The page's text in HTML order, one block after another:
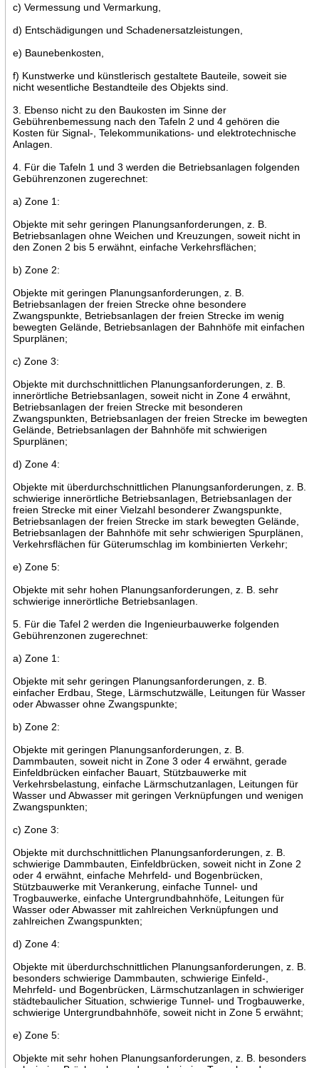
c) Vermessung und Vermarkung,
d) Entschädigungen und Schadenersatzleistungen,
e) Baunebenkosten,
f) Kunstwerke und künstlerisch gestaltete Bauteile, soweit sie
nicht wesentliche Bestandteile des Objekts sind.
3. Ebenso nicht zu den Baukosten im Sinne der
Gebührenbemessung nach den Tafeln 2 und 4 gehören die
Kosten für Signal-, Telekommunikations- und elektrotechnische
Anlagen.
4. Für die Tafeln 1 und 3 werden die Betriebsanlagen folgenden
Gebührenzonen zugerechnet:
a) Zone 1:
Objekte mit sehr geringen Planungsanforderungen, z. B.
Betriebsanlagen ohne Weichen und Kreuzungen, soweit nicht in
den Zonen 2 bis 5 erwähnt, einfache Verkehrsflächen;
b) Zone 2:
Objekte mit geringen Planungsanforderungen, z. B.
Betriebsanlagen der freien Strecke ohne besondere
Zwangspunkte, Betriebsanlagen der freien Strecke im wenig
bewegten Gelände, Betriebsanlagen der Bahnhöfe mit einfachen
Spurplänen;
c) Zone 3:
Objekte mit durchschnittlichen Planungsanforderungen, z. B.
innerörtliche Betriebsanlagen, soweit nicht in Zone 4 erwähnt,
Betriebsanlagen der freien Strecke mit besonderen
Zwangspunkten, Betriebsanlagen der freien Strecke im bewegten
Gelände, Betriebsanlagen der Bahnhöfe mit schwierigen
Spurplänen;
d) Zone 4:
Objekte mit überdurchschnittlichen Planungsanforderungen, z. B.
schwierige innerörtliche Betriebsanlagen, Betriebsanlagen der
freien Strecke mit einer Vielzahl besonderer Zwangspunkte,
Betriebsanlagen der freien Strecke im stark bewegten Gelände,
Betriebsanlagen der Bahnhöfe mit sehr schwierigen Spurplänen,
Verkehrsflächen für Güterumschlag im kombinierten Verkehr;
e) Zone 5:
Objekte mit sehr hohen Planungsanforderungen, z. B. sehr
schwierige innerörtliche Betriebsanlagen.
5. Für die Tafel 2 werden die Ingenieurbauwerke folgenden
Gebührenzonen zugerechnet:
a) Zone 1:
Objekte mit sehr geringen Planungsanforderungen, z. B.
einfacher Erdbau, Stege, Lärmschutzwälle, Leitungen für Wasser
oder Abwasser ohne Zwangspunkte;
b) Zone 2:
Objekte mit geringen Planungsanforderungen, z. B.
Dammbauten, soweit nicht in Zone 3 oder 4 erwähnt, gerade
Einfeldbrücken einfacher Bauart, Stützbauwerke mit
Verkehrsbelastung, einfache Lärmschutzanlagen, Leitungen für
Wasser und Abwasser mit geringen Verknüpfungen und wenigen
Zwangspunkten;
c) Zone 3:
Objekte mit durchschnittlichen Planungsanforderungen, z. B.
schwierige Dammbauten, Einfeldbrücken, soweit nicht in Zone 2
oder 4 erwähnt, einfache Mehrfeld- und Bogenbrücken,
Stützbauwerke mit Verankerung, einfache Tunnel- und
Trogbauwerke, einfache Untergrundbahnhöfe, Leitungen für
Wasser oder Abwasser mit zahlreichen Verknüpfungen und
zahlreichen Zwangspunkten;
d) Zone 4:
Objekte mit überdurchschnittlichen Planungsanforderungen, z. B.
besonders schwierige Dammbauten, schwierige Einfeld-,
Mehrfeld- und Bogenbrücken, Lärmschutzanlagen in schwieriger
städtebaulicher Situation, schwierige Tunnel- und Trogbauwerke,
schwierige Untergrundbahnhöfe, soweit nicht in Zone 5 erwähnt;
e) Zone 5:
Objekte mit sehr hohen Planungsanforderungen, z. B. besonders